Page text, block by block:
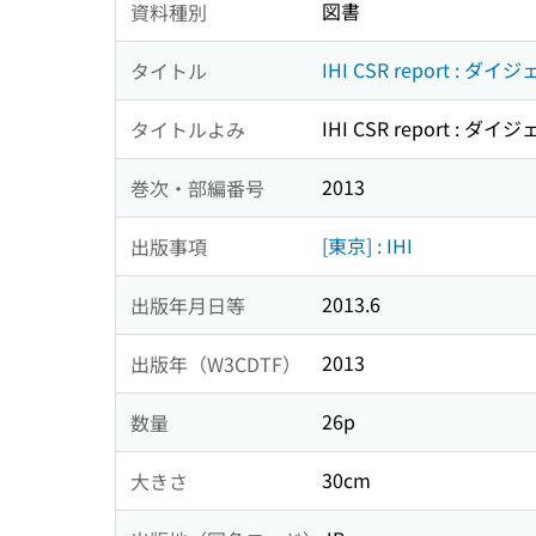
資料種別 図書
タイトル IHI CSR report : ダイジ
タイトルよみ IHI CSR report : ダイジ
巻次・部編番号 2013
出版事項 [東京] : IHI
出版年月日等 2013.6
出版年（W3CDTF） 2013
数量 26p
大きさ 30cm